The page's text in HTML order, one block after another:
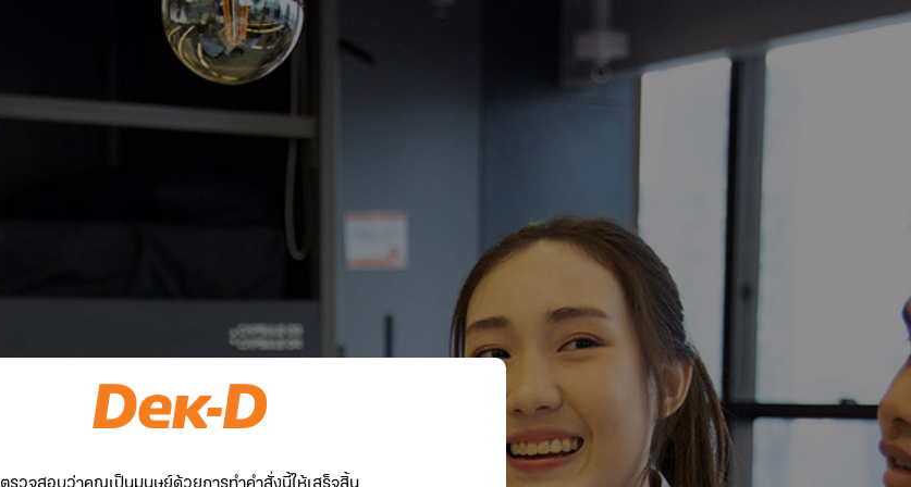
ตรวจสอบว่าคุณเป็นมนุษย์ด้วยการทำคำสั่งนี้ให้เสร็จสิ้น